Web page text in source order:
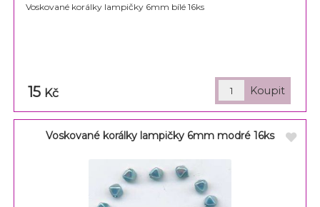
Voskované korálky lampičky 6mm bílé 16ks
15 Kč
Voskované korálky lampičky 6mm modré 16ks